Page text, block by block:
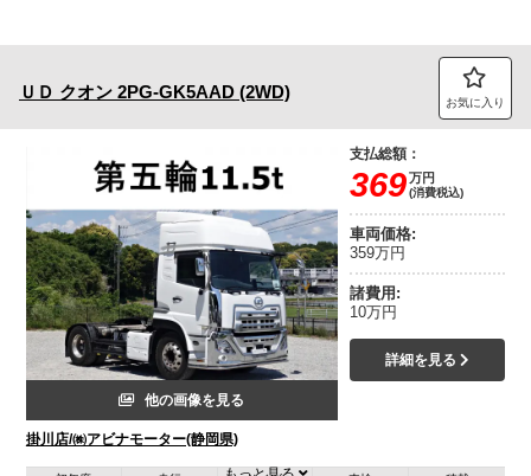
ＵＤ クオン 2PG-GK5AAD (2WD) お気に入り
他の画像を見る
掛川店/㈱アビナモーター(静岡県)
支払総額：
369万円
(消費税込)
車両価格:
359万円
諸費用:
10万円
詳細を見る